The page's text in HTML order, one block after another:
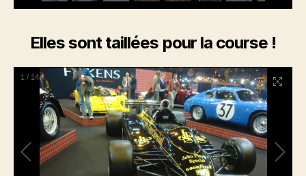
Elles sont taillées pour la course !
1 / 14